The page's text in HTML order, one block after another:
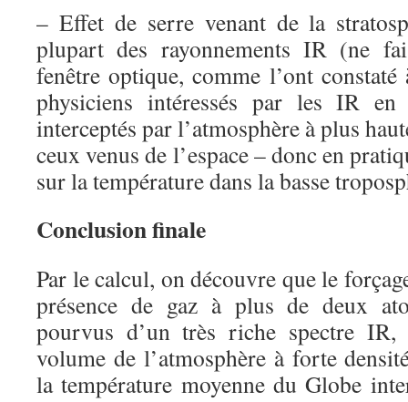
– Effet de serre venant de la
plupart des rayonnements IR (ne
fenêtre optique, comme l’ont
physiciens intéressés par les IR en
interceptés par l’atmosphère à plus
ceux venus de l’espace – donc en
sur la température dans la basse
Conclusion finale
Par le calcul, on découvre que le
présence de gaz à plus de deux
pourvus d’un très riche spectre
volume de l’atmosphère à forte
la température moyenne du Globe